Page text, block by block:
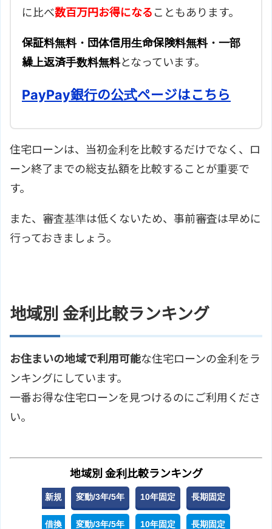
に比べ数百万円お得になる こともあります。
保証料無料・団体信用生命保険料無料・一部
繰上返済手数料無料となっています。
PayPay銀行の公式ページはこちら
住宅ローンは、当初金利を比較するだけでなく、ロ
ーン終了までの総支払額を比較することが重要で
す。
また、審査基準は低くないため、事前審査は早めに
行っておきましょう。
地域別 金利比較ランキング
お住まいの地域で利用可能な住宅ローンの金利をラ
ンキングにしています。
一番お得な住宅ローンを見つけるのにご利用くださ
い。
地域別 金利比較ランキング
新規 変動/3年/5年 10年固定 長期固定
借換 変動/3年/5年 10年固定 長期固定